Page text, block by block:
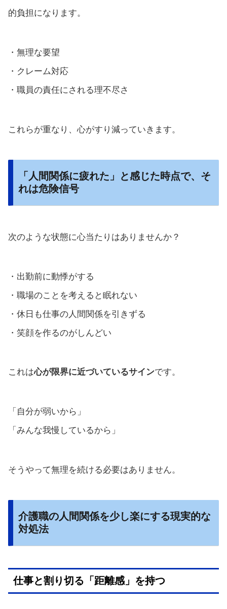
的負担になります。
・無理な要望
・クレーム対応
・職員の責任にされる理不尽さ
これらが重なり、心がすり減っていきます。
「人間関係に疲れた」と感じた時点で、そ
れは危険信号
次のような状態に心当たりはありませんか？
・出勤前に動悸がする
・職場のことを考えると眠れない
・休日も仕事の人間関係を引きずる
・笑顔を作るのがしんどい
これは心が限界に近づいているサインです。
「自分が弱いから」
「みんな我慢しているから」
そうやって無理を続ける必要はありません。
介護職の人間関係を少し楽にする現実的な
対処法
仕事と割り切る「距離感」を持つ